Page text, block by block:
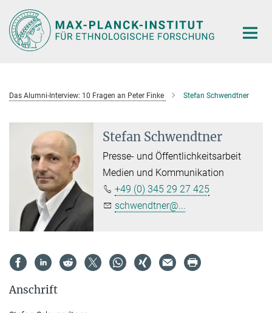
Hauptinhalt
Das Alumni-Interview: 10 Fragen an Peter Finke Stefan Schwendtner
Stefan Schwendtner
Presse- und Öffentlichkeitsarbeit
Medien und Kommunikation
+49 (0) 345 29 27 425
schwendtner@...
Anschrift